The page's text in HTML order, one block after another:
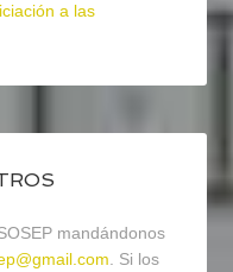
a las
mandándonos
. Si los